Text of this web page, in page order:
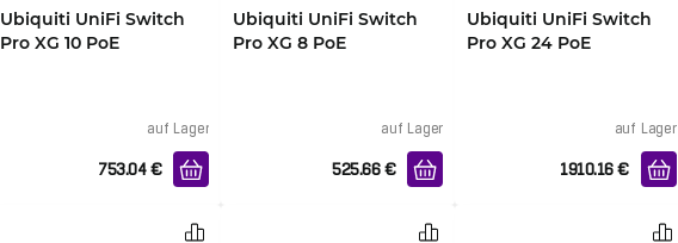
Ubiquiti UniFi Switch
Pro XG 10 PoE
auf Lager
753.04 €
Ubiquiti UniFi Switch
Pro XG 8 PoE
auf Lager
525.66 €
Ubiquiti UniFi Switch
Pro XG 24 PoE
auf Lager
1910.16 €